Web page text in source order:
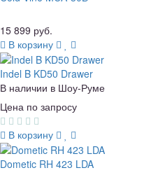
15 899 руб.
В корзину
Indel B KD50 Drawer
В наличии в Шоу-Руме
Цена по запросу
В корзину
Dometic RH 423 LDA